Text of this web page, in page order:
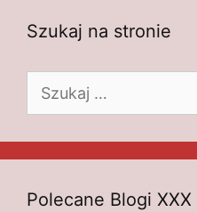
Szukaj na stronie
Polecane Blogi XXX